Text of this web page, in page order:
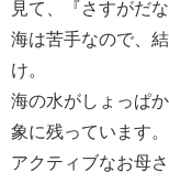
見て、『さすがだ
海は苦手なので、
け。
海の水がしょっぱ
象に残っています。
アクティブなお母さ